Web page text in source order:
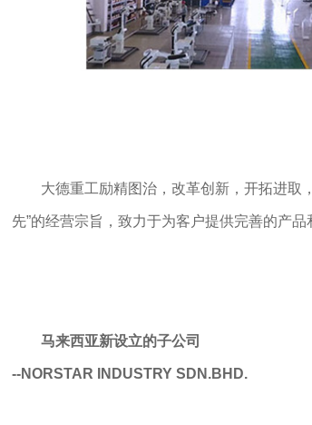
大德重工励精图治，改革创新，开拓进取
先”的经营宗旨，致力于为客户提供完善的产
马来西亚新设立的子公司
--NORSTAR INDUSTRY SDN.BHD.